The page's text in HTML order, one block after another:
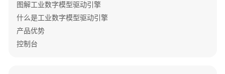
作
指
南
图解工业数字模型驱动引擎
什么是工业数字模型驱动引擎
产品优势
控制台